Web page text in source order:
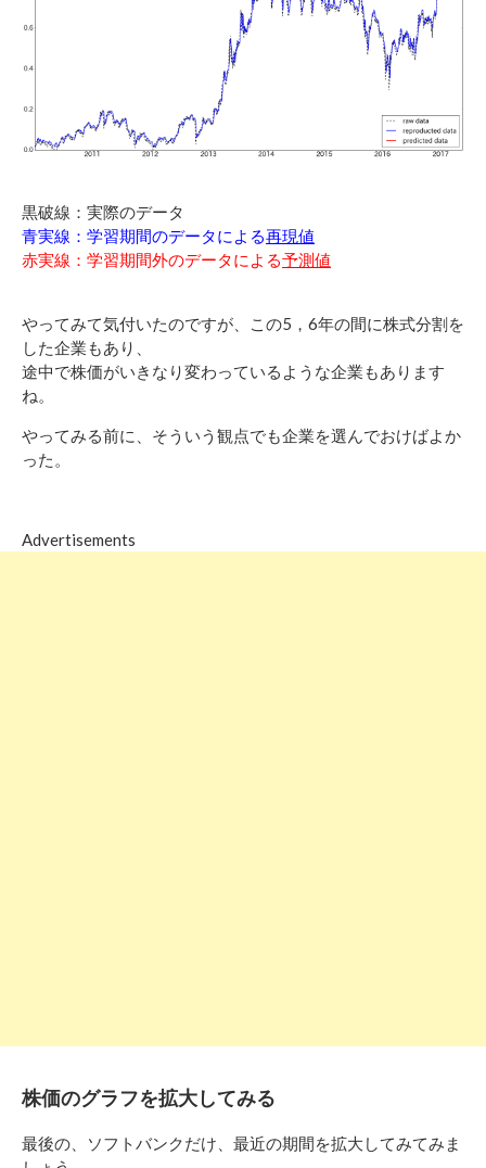
黒破線：実際のデータ
青実線：学習期間のデータによる再現値
赤実線：学習期間外のデータによる予測値
やってみて気付いたのですが、この5，6年の間に株式分割を
した企業もあり、
途中で株価がいきなり変わっているような企業もあります
ね。
やってみる前に、そういう観点でも企業を選んでおけばよか
った。
Advertisements
株価のグラフを拡大してみる
最後の、ソフトバンクだけ、最近の期間を拡大してみてみま